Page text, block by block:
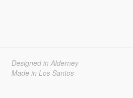
Designed in Alderney
Made in Los Santos